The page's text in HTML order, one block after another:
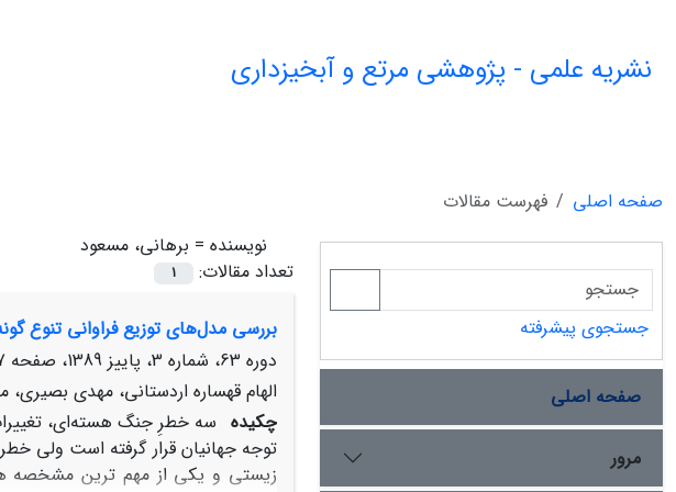
نشریه علمی - پژوهشی مرتع و آبخیزداری
صفحه اصلی
فهرست مقالات
نویسنده = برهانی، مسعود
تعداد مقالات:
1
بررسی مدل‌‌های توزیع فراوانی تنوع
دوره 63، شماره 3، پاییز 1389، صفحه
الهام قهساره اردستانی، مهدی
چکیده سه خطرِ جنگ هسته‌‌ای،
توجه جهانیان قرار گرفته است ولی
زیستی و یکی از مهم ترین مشخصه
جستجوی پیشرفته
صفحه اصلی
مرور